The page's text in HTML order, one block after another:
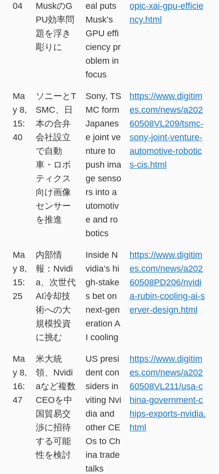
04
MuskのG
PU効率問
題を浮き
彫りに
eal puts
Musk’s
GPU effi
ciency pr
oblem in
focus
opic-xai-gpu-efficie
ncy.html
Ma
y 8,
15:
40
ソニーとT
SMC、日
本の合弁
会社設立
で自動
車・ロボ
ティクス
向け画像
センサー
を推進
Sony, TS
MC form
Japanes
e joint ve
nture to
push ima
ge senso
rs into a
utomotiv
e and ro
botics
https://www.digitim
es.com/news/a202
60508VL209/tsmc-
sony-joint-venture-
automotive-robotic
s-cis.html
Ma
y 8,
15:
25
内部情
報：Nvidi
a、次世代
AI冷却技
術への大
規模投資
に挑む
Inside N
vidia’s hi
gh-stake
s bet on
next-gen
eration A
I cooling
https://www.digitim
es.com/news/a202
60508PD206/nvidi
a-rubin-cooling-ai-s
erver-design.html
Ma
y 8,
16:
47
米大統
領、Nvidi
aなど複数
CEOを中
国貿易交
渉に招待
する可能
性を検討
US presi
dent con
siders in
viting Nvi
dia and
other CE
Os to Ch
ina trade
talks
https://www.digitim
es.com/news/a202
60508VL211/usa-c
hina-government-c
hips-exports-nvidia.
html